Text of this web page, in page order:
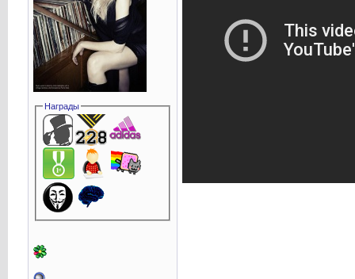
Награды